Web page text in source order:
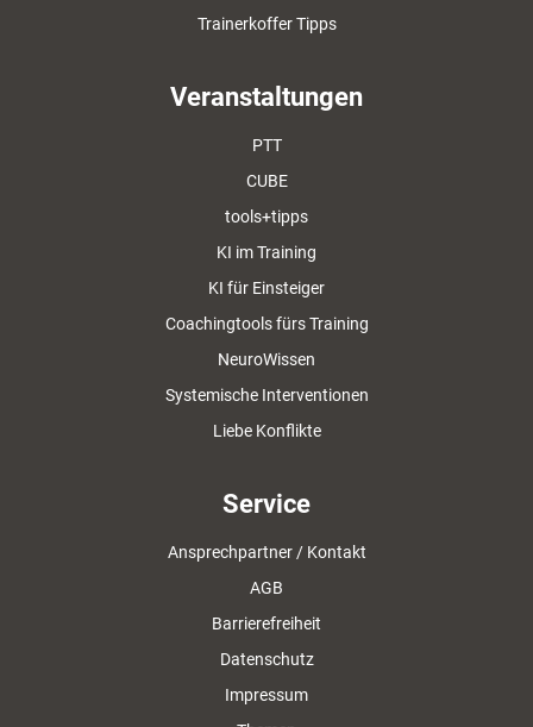
Trainerkoffer Tipps
Veranstaltungen
PTT
CUBE
tools+tipps
KI im Training
KI für Einsteiger
Coachingtools fürs Training
NeuroWissen
Systemische Interventionen
Liebe Konflikte
Service
Ansprechpartner / Kontakt
AGB
Barrierefreiheit
Datenschutz
Impressum